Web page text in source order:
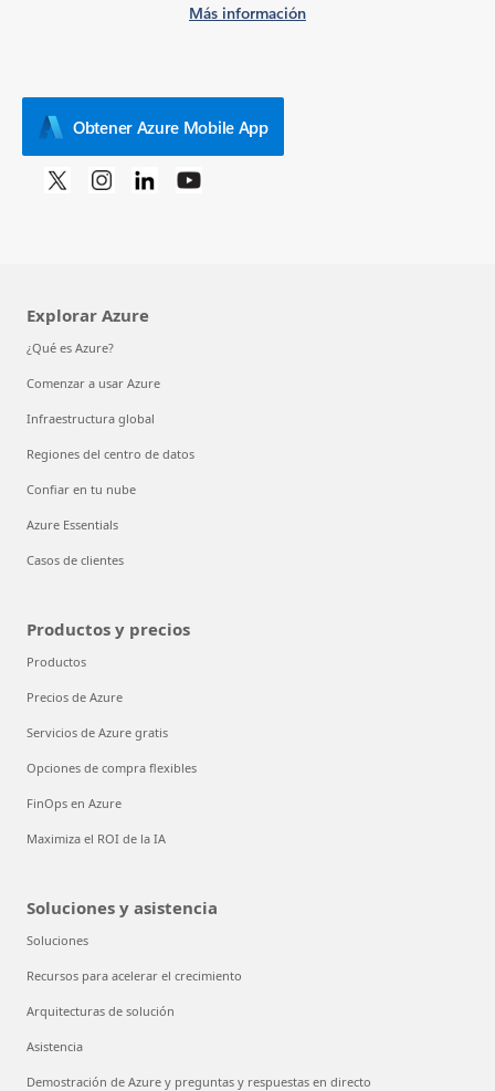
Más información
Obtener Azure Mobile App
Explorar Azure
¿Qué es Azure?
Comenzar a usar Azure
Infraestructura global
Regiones del centro de datos
Confiar en tu nube
Azure Essentials
Casos de clientes
Productos y precios
Productos
Precios de Azure
Servicios de Azure gratis
Opciones de compra flexibles
FinOps en Azure
Maximiza el ROI de la IA
Soluciones y asistencia
Soluciones
Recursos para acelerar el crecimiento
Arquitecturas de solución
Asistencia
Demostración de Azure y preguntas y respuestas en directo